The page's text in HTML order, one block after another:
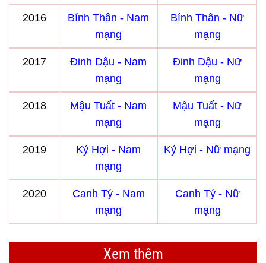
2016
Bính Thân - Nam
mạng
Bính Thân - Nữ
mạng
2017
Đinh Dậu - Nam
mạng
Đinh Dậu - Nữ
mạng
2018
Mậu Tuất - Nam
mạng
Mậu Tuất - Nữ
mạng
2019
Kỷ Hợi - Nam
mạng
Kỷ Hợi - Nữ mạng
2020
Canh Tý - Nam
mạng
Canh Tý - Nữ
mạng
Xem thêm